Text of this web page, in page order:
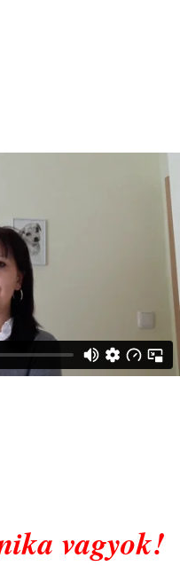
vagyok!